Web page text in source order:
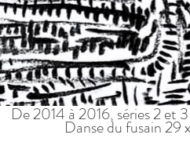
Danse du fusain 29
De 2014 à 2016, séries 2 et 3